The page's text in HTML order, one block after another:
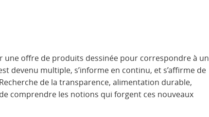
une offre de produits dessinée pour correspondre à un
devenu multiple, s’informe en continu, et s’affirme de
de la transparence, alimentation durable,
comprendre les notions qui forgent ces nouveaux